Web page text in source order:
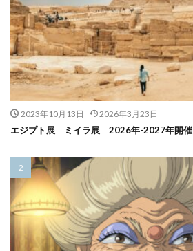
2023年10月13日 2026年3月23日
エジプト展 ミイラ展 2026年-2027年開催